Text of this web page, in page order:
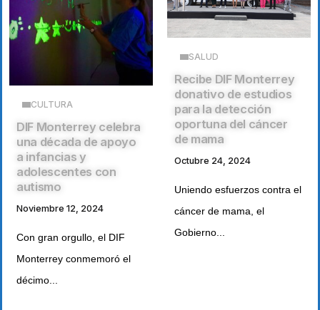
CULTURA
DIF Monterrey celebra
una década de apoyo
a infancias y
adolescentes con
autismo
Noviembre 12, 2024
Con gran orgullo, el DIF
Monterrey conmemoró el
décimo...
SALUD
Recibe DIF Monterrey
donativo de estudios
para la detección
oportuna del cáncer
de mama
Octubre 24, 2024
Uniendo esfuerzos contra el
cáncer de mama, el
Gobierno...